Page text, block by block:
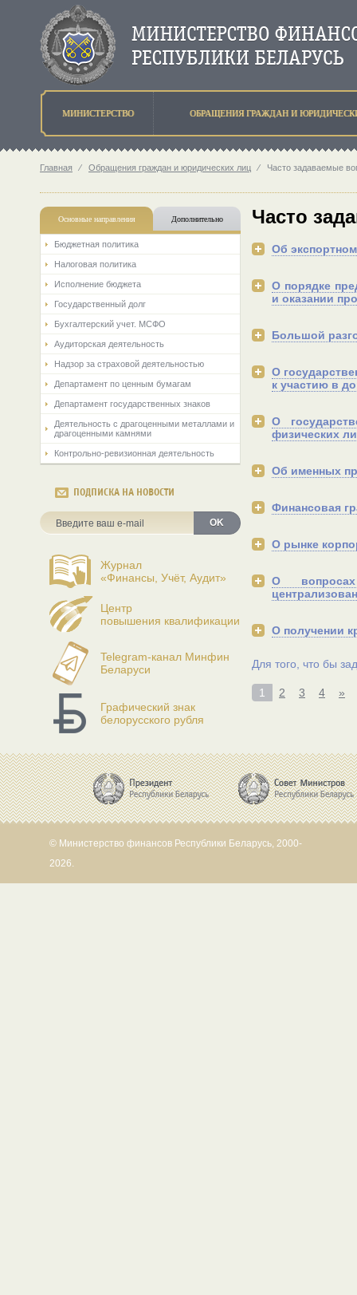
МИНИСТЕРСТВО ОБРАЩЕНИЯ ГРАЖДАН И
Главная ⁄ Обращения граждан и юридических лиц ⁄ Часто задаваемые
Основные направления Дополнительно
Бюджетная политика
Налоговая политика
Исполнение бюджета
Государственный долг
Бухгалтерский учет. МСФО
Аудиторская деятельность
Надзор за страховой деятельностью
Департамент по ценным бумагам
Департамент государственных знаков
Деятельность с драгоценными металлами и
драгоценными камнями
Контрольно-ревизионная деятельность
ПОДПИСКА НА НОВОСТИ
OK
Журнал
«Финансы, Учёт, Аудит»
Центр
повышения квалификации
Telegram-канал Минфин
Беларуси
Графический знак
белорусского рубля
Часто
Об
О порядке
и оказании
Большой
О
к участию в
O
физических
Об именных
Финансовая
О рынке
О
О получении
Для того, что бы
1 2 3 4 »
© Министерство финансов Республики Беларусь, 2000-
2026.